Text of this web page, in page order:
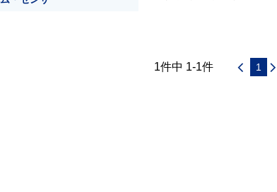
1件中 1-1件 1